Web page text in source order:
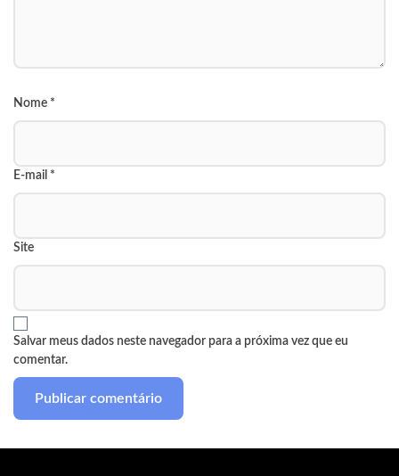
Nome *
E-mail *
Site
Salvar meus dados neste navegador para a próxima vez que eu
comentar.